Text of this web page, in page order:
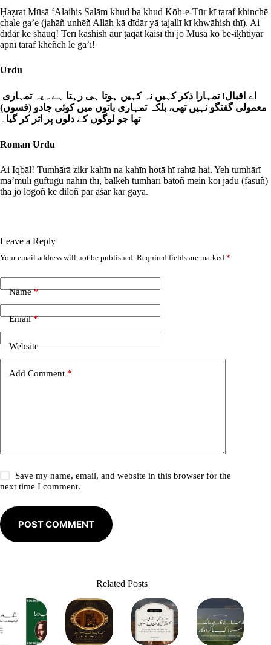
Ḥaẓrat Mūsā ‘Alaihis Salām khud ba khud Kōh-e-Tūr kī taraf khinchē
chale ga’e (jahāñ unhēñ Allāh kā dīdār yā tajallī kī khwāhish thī). Ai
dīdār ke shauq! Terī kashish aur ṭāqat kaisī thī jo Mūsā ko be-iḳhtiyār
apnī taraf khēñch le ga’ī!
Urdu
معمولی گفتگو نہیں تھی، بلکہ تمہاری باتوں میں کوئی جادو (فسوں)
تھا جو لوگوں کے دلوں پر اثر کر گیا۔
Roman Urdu
Ai Iqbāl! Tumhārā zikr kahīn na kahīn hotā hī rahtā hai. Yeh tumhārī
ma’mūlī guftugū nahīn thī, balkeh tumhārī bātōñ mein koī jādū (fasūñ)
thā jo lōgōñ ke dilōñ par aṡar kar gayā.
Leave a Reply
Your email address will not be published. Required fields are marked *
Name*
Email*
Website
Add Comment *
Save my name, email, and website in this browser for the
next time I comment.
POST COMMENT
A
t
e
t
i
Related Posts